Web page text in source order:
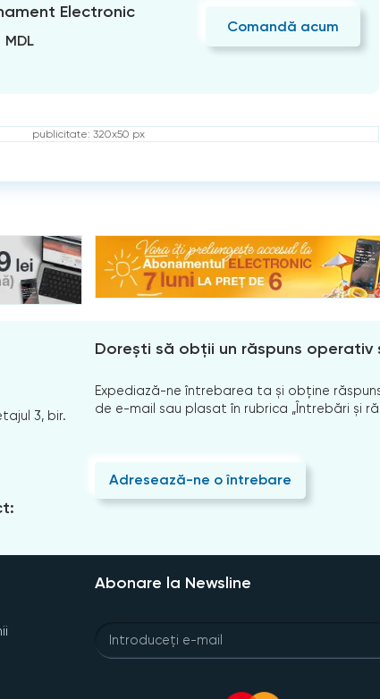
Electronic
MDL
Comandă acum
publicitate: 320x50 px
3, bir.
Dorești să obții un răspuns operativ
Expediază-ne întrebarea ta și obține
de e-mail sau plasat în rubrica „Întrebări și
Adresează-ne o întrebare
Abonare la Newsline